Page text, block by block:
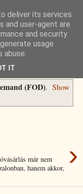
(FOD). Show
›
már nem
hanem akkor,
deliver its services
and user-agent are
and security
usage
abuse.
IT